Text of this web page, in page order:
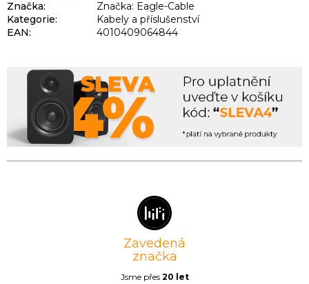
Značka:
Značka: Eagle-Cable
Kategorie:
Kabely a příslušenství
EAN: 4010409064844
Zavedená
značka
Jsme přes 20 let